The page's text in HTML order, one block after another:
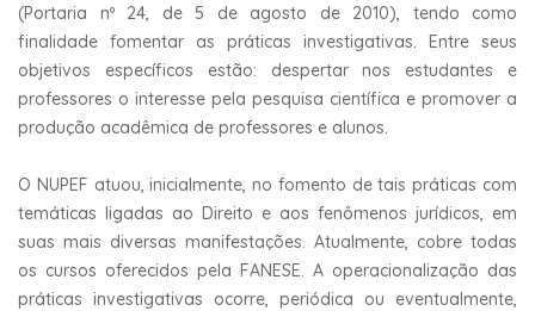
(Portaria nº 24, de 5 de agosto de 2010), tendo como
finalidade fomentar as práticas investigativas. Entre seus
objetivos específicos estão: despertar nos estudantes e
professores o interesse pela pesquisa científica e promover a
produção acadêmica de professores e alunos.
O NUPEF atuou, inicialmente, no fomento de tais práticas com
temáticas ligadas ao Direito e aos fenômenos jurídicos, em
suas mais diversas manifestações. Atualmente, cobre todas
os cursos oferecidos pela FANESE. A operacionalização das
práticas investigativas ocorre, periódica ou eventualmente,